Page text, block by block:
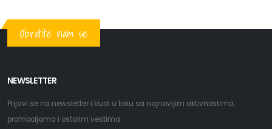
Obratite nam se
NEWSLETTER
Prijavi se na newsletter i budi u toku sa najnovijim aktivnostima,
promocijama i ostalim vestima